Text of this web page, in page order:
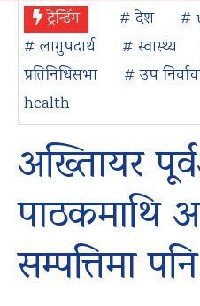
ट्रेन्डिंग # देश #
# लागुपदार्थ
# स्वास्थ्य
प्रतिनिधिसभा
# उप
health
अख्तिायर
पाठकमाथि
सम्पत्तिमा